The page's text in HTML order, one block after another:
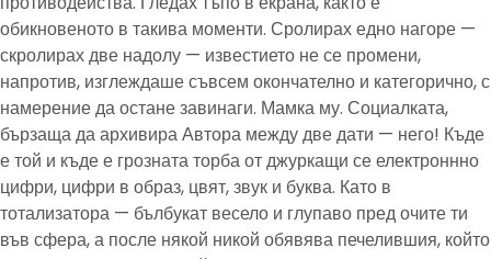
обикновеното в такива моменти. Сролирах едно нагоре —
скролирах две надолу — известието не се промени,
напротив, изглеждаше съвсем окончателно и категорично, с
намерение да остане завинаги. Мамка му. Социалката,
бързаща да архивира Автора между две дати — него! Къде
е той и къде е грозната торба от джуркащи се електроннно
цифри, цифри в образ, цвят, звук и буква. Като в
тотализатора — бълбукат весело и глупаво пред очите ти
във сфера, а после някой никой обявява печелившия, който